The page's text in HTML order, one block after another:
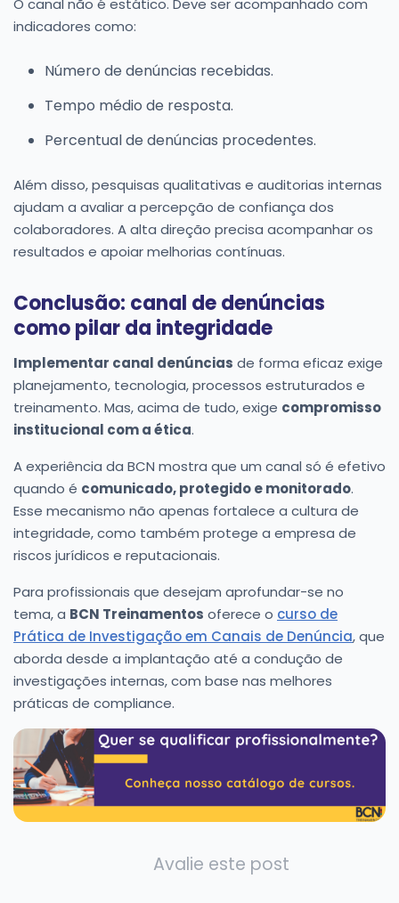
O canal não é estático. Deve ser acompanhado com
indicadores como:
Número de denúncias recebidas.
Tempo médio de resposta.
Percentual de denúncias procedentes.
Além disso, pesquisas qualitativas e auditorias internas
ajudam a avaliar a percepção de confiança dos
colaboradores. A alta direção precisa acompanhar os
resultados e apoiar melhorias contínuas.
Conclusão: canal de denúncias
como pilar da integridade
Implementar canal denúncias de forma eficaz exige
planejamento, tecnologia, processos estruturados e
treinamento. Mas, acima de tudo, exige compromisso
institucional com a ética.
A experiência da BCN mostra que um canal só é efetivo
quando é comunicado, protegido e monitorado.
Esse mecanismo não apenas fortalece a cultura de
integridade, como também protege a empresa de
riscos jurídicos e reputacionais.
Para profissionais que desejam aprofundar-se no
tema, a BCN Treinamentos oferece o curso de
Prática de Investigação em Canais de Denúncia, que
aborda desde a implantação até a condução de
investigações internas, com base nas melhores
práticas de compliance.
Avalie este post